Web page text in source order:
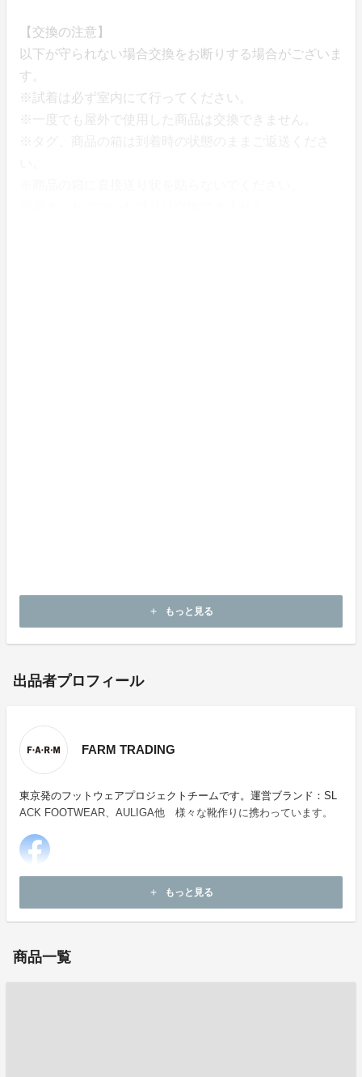
【交換の注意】
以下が守られない場合交換をお断りする場合がございま
す。
※試着は必ず室内にて行ってください。
※一度でも屋外で使用した商品は交換できません。
すめのサイズをご回答させていただきます。
add もっと見る
出品者プロフィール
FARM TRADING
東京発のフットウェアプロジェクトチームです。運営ブランド：SL
ACK FOOTWEAR、AULIGA他 様々な靴作りに携わっています。
add もっと見る
商品一覧